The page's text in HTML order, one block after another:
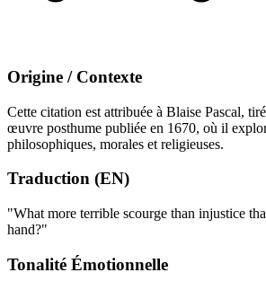
Origine / Contexte
Cette citation est attribuée à Blaise Pascal,
œuvre posthume publiée en 1670, où il
philosophiques, morales et religieuses.
Traduction (EN)
"What more terrible scourge than injustice
hand?"
Tonalité Émotionnelle